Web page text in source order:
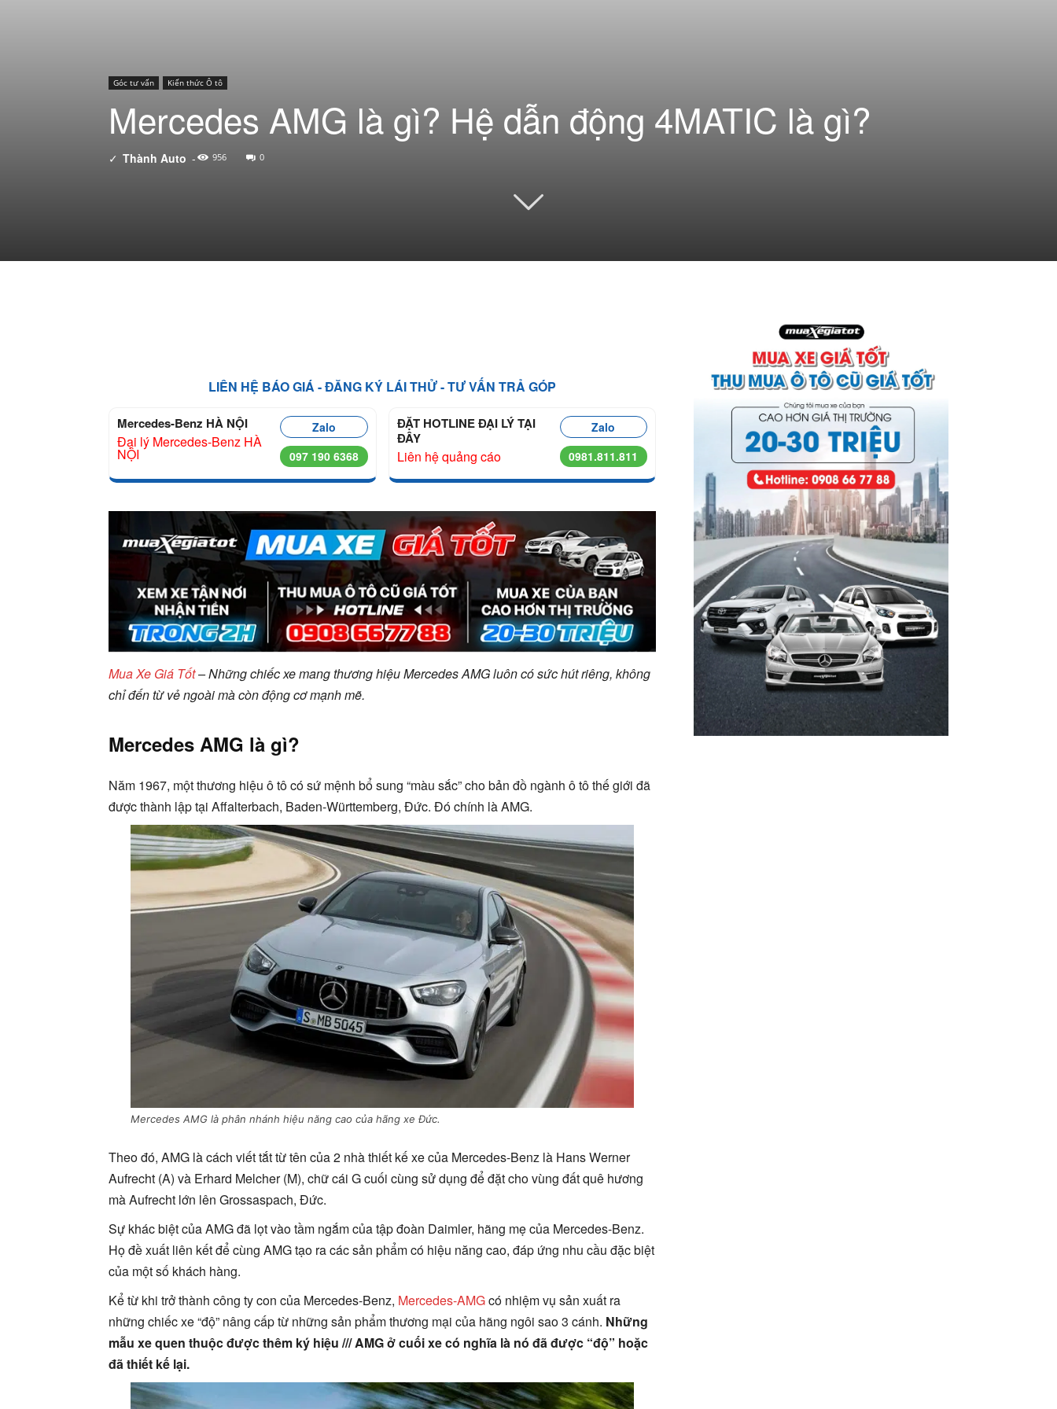
Góc tư vấn Kiến thức Ô tô
Mercedes AMG là gì? Hệ dẫn động 4MATIC là gì?
✓ Thành Auto - 956 0
LIÊN HỆ BÁO GIÁ - ĐĂNG KÝ LÁI THỬ - TƯ VẤN TRẢ GÓP
Mercedes-Benz HÀ NỘI
Đại lý Mercedes-Benz HÀ
NỘI
Zalo
097 190 6368
ĐẶT HOTLINE ĐẠI LÝ TẠI
ĐÂY
Liên hệ quảng cáo
Zalo
0981.811.811
Mua Xe Giá Tốt– Những chiếc xe mang thương hiệu Mercedes AMG luôn có sức hút riêng, không
chỉ đến từ vẻ ngoài mà còn động cơ mạnh mẽ.
Mercedes AMG là gì?
Năm 1967, một thương hiệu ô tô có sứ mệnh bổ sung “màu sắc” cho bản đồ ngành ô tô thế giới đã
được thành lập tại Affalterbach, Baden-Württemberg, Đức. Đó chính là AMG.
Mercedes AMG là phân nhánh hiệu năng cao của hãng xe Đức.
Theo đó, AMG là cách viết tắt từ tên của 2 nhà thiết kế xe của Mercedes-Benz là Hans Werner
Aufrecht (A) và Erhard Melcher (M), chữ cái G cuối cùng sử dụng để đặt cho vùng đất quê hương
mà Aufrecht lớn lên Grossaspach, Đức.
Sự khác biệt của AMG đã lọt vào tầm ngắm của tập đoàn Daimler, hãng mẹ của Mercedes-Benz.
Họ đề xuất liên kết để cùng AMG tạo ra các sản phẩm có hiệu năng cao, đáp ứng nhu cầu đặc biệt
của một số khách hàng.
Kể từ khi trở thành công ty con của Mercedes-Benz, Mercedes-AMGcó nhiệm vụ sản xuất ra
những chiếc xe “độ” nâng cấp từ những sản phẩm thương mại của hãng ngôi sao 3 cánh. Những
mẫu xe quen thuộc được thêm ký hiệu /// AMG ở cuối xe có nghĩa là nó đã được “độ” hoặc
đã thiết kế lại.